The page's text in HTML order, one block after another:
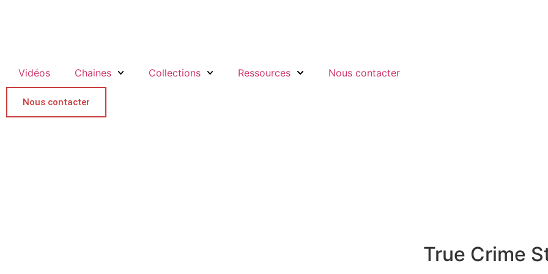
Vidéos Chaines Collections Ressources Nous contacter
Nous contacter
True Crime